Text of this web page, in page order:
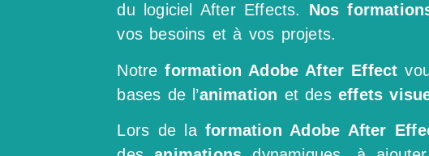
du logiciel After Effects. Nos
vos besoins et à vos projets.
Notreformation Adobe After Effect
bases de l’animation et deseffets
Lors de laformation Adobe After